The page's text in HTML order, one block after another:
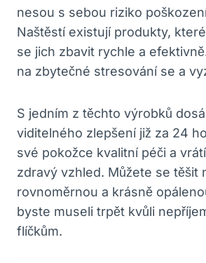
nesou⁣ s sebou riziko
Naštěstí existují⁢ produkty,⁢
se jich zbavit rychle a
na zbytečné stresování se ‌a
S jedním z těchto výrobků
viditelného zlepšení již za 24
své pokožce kvalitní péči a
zdravý vzhled. Můžete se​ těšit
rovnoměrnou ⁣a krásně
byste museli trpět kvůli
flíčkům.